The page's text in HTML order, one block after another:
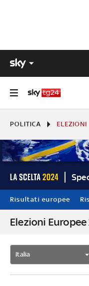
POLITICA ELEZIONI
Risultati europee
Elezioni
Italia